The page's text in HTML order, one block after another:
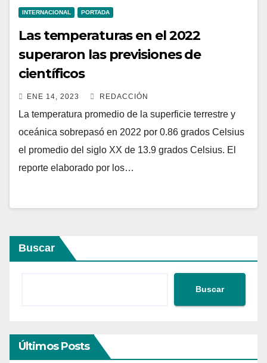
INTERNACIONAL PORTADA
Las temperaturas en el 2022
superaron las previsiones de
científicos
ENE 14, 2023 REDACCIÓN
La temperatura promedio de la superficie terrestre y
oceánica sobrepasó en 2022 por 0.86 grados Celsius
el promedio del siglo XX de 13.9 grados Celsius. El
reporte elaborado por los…
Buscar
Buscar
Últimos Posts